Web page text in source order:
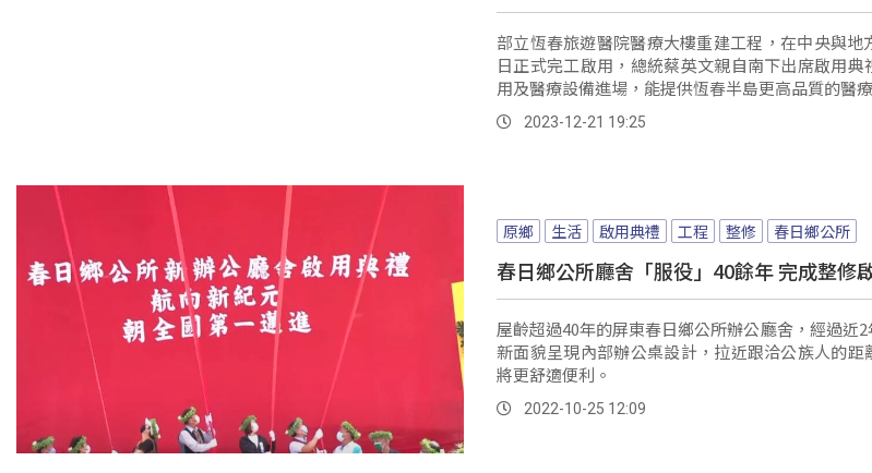
部立恆春旅遊醫院醫療大樓重建工程，在中央與地
日正式完工啟用，總統蔡英文親自南下出席啟用典
用及醫療設備進場，能提供恆春半島更高品質的醫
2023-12-21 19:25
原鄉 生活 啟用典禮 工程 整修 春日鄉公所
春日鄉公所廳舍「服役」40餘年 完成整修
屋齡超過40年的屏東春日鄉公所辦公廳舍，經過近
新面貌呈現內部辦公桌設計，拉近跟洽公族人的距
將更舒適便利。
2022-10-25 12:09